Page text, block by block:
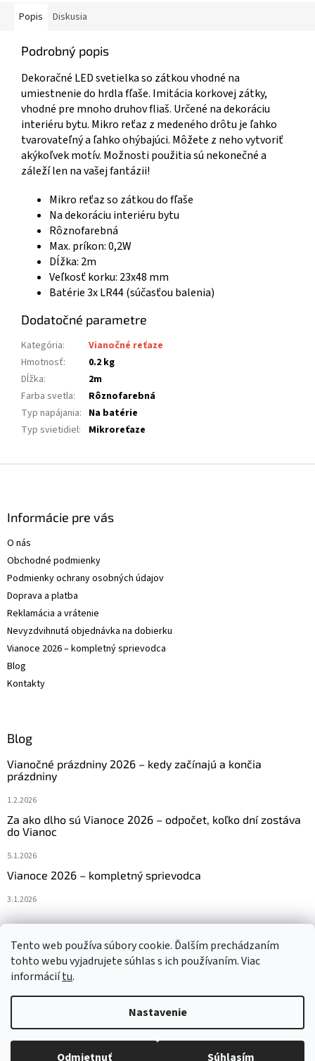
Tento web používa súbory cookie. Ďalším prechádzaním
tohto webu vyjadrujete súhlas s ich používaním. Viac
informáciítu.
Nastavenie
Odmietnuť Súhlasím
Popis Diskusia
Podrobný popis
Dekoračné LED svetielka so zátkou vhodné na
umiestnenie do hrdla fľaše. Imitácia korkovej zátky,
vhodné pre mnoho druhov fliaš. Určené na dekoráciu
interiéru bytu. Mikro reťaz z medeného drôtu je ľahko
tvarovateľný a ľahko ohýbajúci. Môžete z neho vytvoriť
akýkoľvek motív. Možnosti použitia sú nekonečné a
záleží len na vašej fantázii!
Mikro reťaz so zátkou do fľaše
Na dekoráciu interiéru bytu
Rôznofarebná
Max. príkon: 0,2W
Dĺžka: 2m
Veľkosť korku: 23x48 mm
Batérie 3x LR44 (súčasťou balenia)
Dodatočné parametre
Kategória:
Vianočné reťaze
Hmotnosť:
0.2 kg
Dĺžka:
2m
Farba svetla:
Rôznofarebná
Typ napájania: Na batérie
Typ svietidiel: Mikroreťaze
Informácie pre vás
O nás
Obchodné podmienky
Podmienky ochrany osobných údajov
Doprava a platba
Reklamácia a vrátenie
Nevyzdvihnutá objednávka na dobierku
Vianoce 2026 – kompletný sprievodca
Blog
Kontakty
Blog
Vianočné prázdniny 2026 – kedy začínajú a končia
prázdniny
1.2.2026
Za ako dlho sú Vianoce 2026 – odpočet, koľko dní zostáva
do Vianoc
5.1.2026
Vianoce 2026 – kompletný sprievodca
3.1.2026
Navštívte aj náš český e-shop www.vanocniretezy.cz
Vytvoril Shoptet